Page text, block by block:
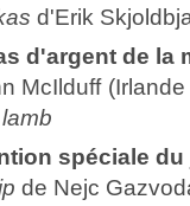
d'Erik
d'argent de la
McIlduff
spéciale
de Nejc